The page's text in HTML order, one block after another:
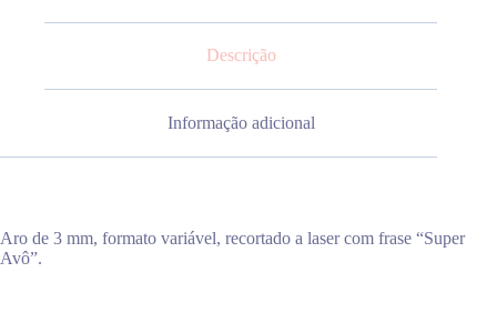
Descrição
Informação adicional
Aro de 3 mm, formato variável, recortado a laser com frase “Super
Avô”.